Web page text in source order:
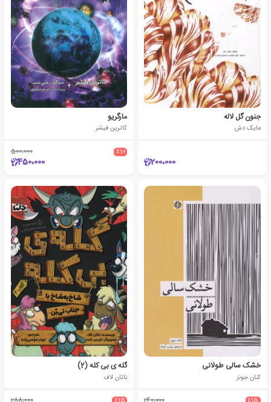
جنون گل لاله
مایک دش
200،000
مارگریو
کاترین فیشر
٪10 500،000
450،000
خشک سالی طولانی
کنان جونز
گله ی بی کله (2)
ناتان لاف